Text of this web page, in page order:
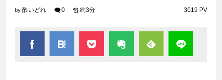
by 酔いどれ 0 3019 PV
約3分